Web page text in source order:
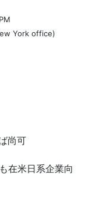
York office)
尚可
在米日系企業向